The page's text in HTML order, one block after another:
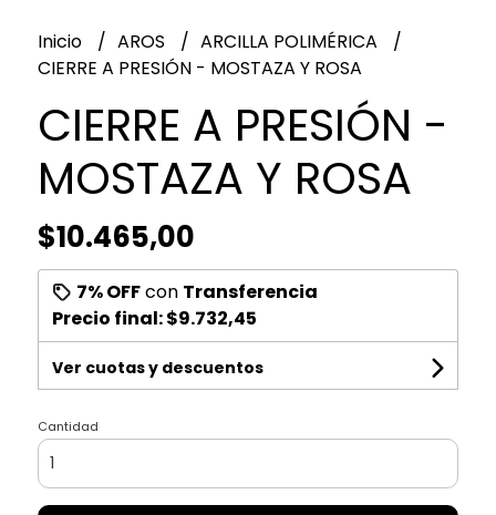
Inicio AROS
ARCILLA POLIMÉRICA
CIERRE A PRESIÓN - MOSTAZA Y ROSA
CIERRE A PRESIÓN -
MOSTAZA Y ROSA
$10.465,00
7% OFFcon Transferencia
Precio final:$9.732,45
Ver cuotas y descuentos
Cantidad